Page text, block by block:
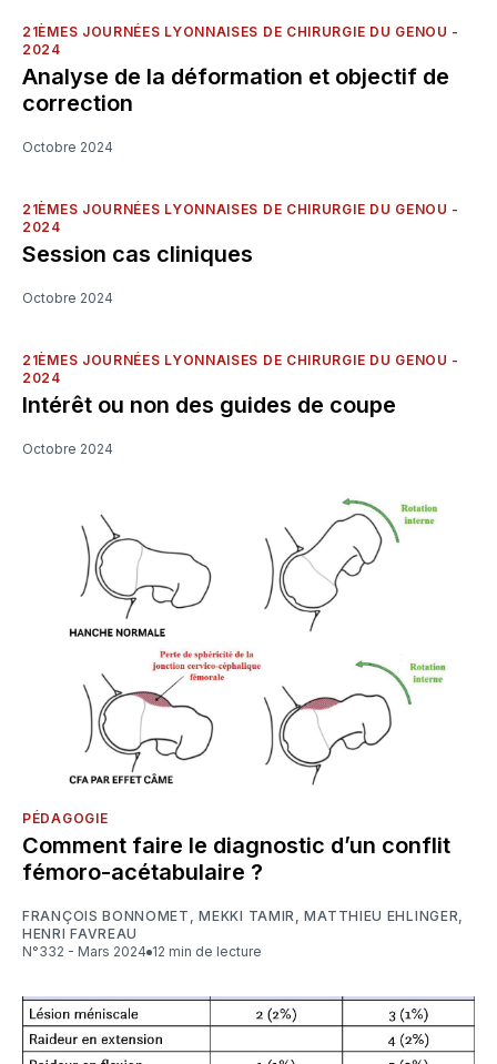
21ÈMES JOURNÉES LYONNAISES DE CHIRURGIE DU GENOU -
2024
Analyse de la déformation et objectif de
correction
Octobre 2024
21ÈMES JOURNÉES LYONNAISES DE CHIRURGIE DU GENOU -
2024
Session cas cliniques
Octobre 2024
21ÈMES JOURNÉES LYONNAISES DE CHIRURGIE DU GENOU -
2024
Intérêt ou non des guides de coupe
Octobre 2024
PÉDAGOGIE
Comment faire le diagnostic d’un conflit
fémoro-acétabulaire ?
FRANÇOIS BONNOMET ,MEKKI TAMIR,MATTHIEU EHLINGER,
HENRI FAVREAU
N°332 - Mars 2024
12 min de lecture